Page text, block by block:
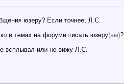
юзеру? Если точнее, Л.С.
в темах на форуме писать юзеру(ам)?
всплывал или не вижу Л.С.